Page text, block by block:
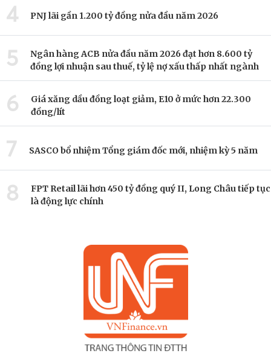
4 PNJ lãi gần 1.200 tỷ đồng nửa đầu năm 2026
5
Ngân hàng ACB nửa đầu năm 2026 đạt hơn 8.600 tỷ
đồng lợi nhuận sau thuế, tỷ lệ nợ xấu thấp nhất ngành
6
Giá xăng dầu đồng loạt giảm, E10 ở mức hơn 22.300
đồng/lít
7 SASCO bổ nhiệm Tổng giám đốc mới, nhiệm kỳ 5 năm
8
FPT Retail lãi hơn 450 tỷ đồng quý II, Long Châu tiếp tục
là động lực chính